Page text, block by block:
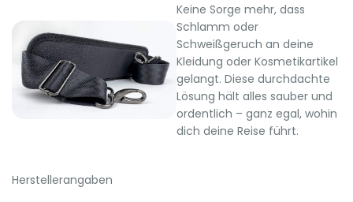
Keine Sorge mehr, dass
Schlamm oder
Schweißgeruch an deine
Kleidung oder Kosmetikartikel
gelangt. Diese durchdachte
Lösung hält alles sauber und
ordentlich – ganz egal, wohin
dich deine Reise führt.
Herstellerangaben